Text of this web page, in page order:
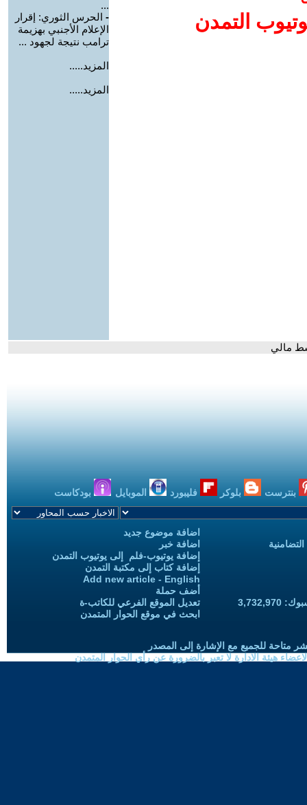
التمدن
...
- الحرس الثوري: إقرار
الإعلام الأجنبي بهزيمة
ترامب نتيجة لجهود ...
المزيد.....
المزيد.....
بنترست بلوكر فليبورد الموبايل بودكاست
اضافة موضوع جديد
اضافة خبر
إضافة يوتيوب-فلم إلى يوتيوب التمدن
إضافة كتاب إلى مكتبة التمدن
Add new article - English
أضف حملة
تعديل الموقع الفرعي للكاتب-ة
ابحث في موقع الحوار المتمدن
متاحة للجميع مع الإشارة إلى المصدر
هيئة الادارة لا تعبر بالضرورة عن رأي الحوار المتمدن